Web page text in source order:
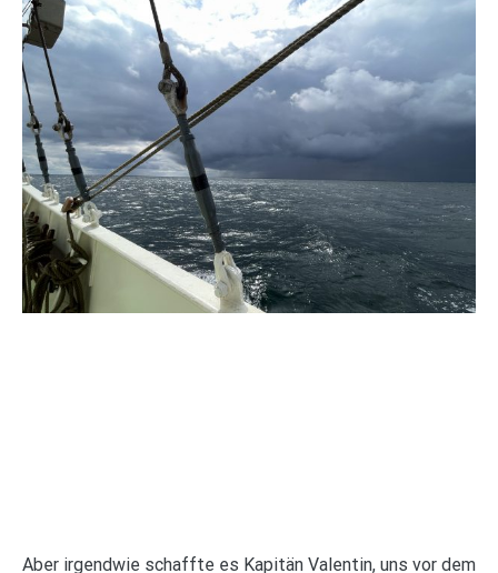
Aber irgendwie schaffte es Kapitän Valentin, uns vor dem